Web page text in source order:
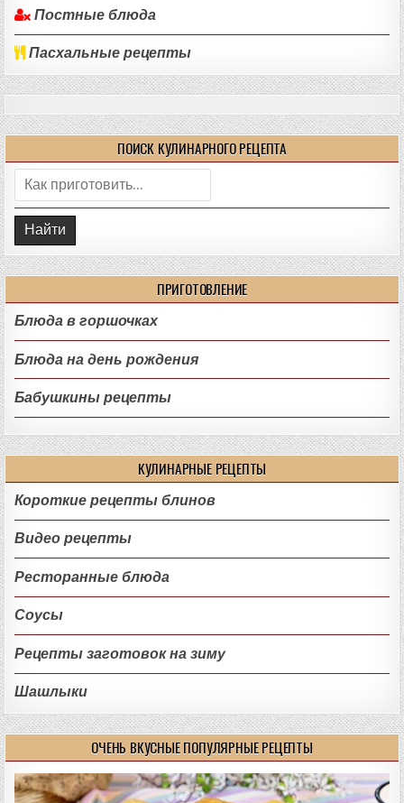
Постные блюда
Пасхальные рецепты
ПОИСК КУЛИНАРНОГО РЕЦЕПТА
Поиск:
ПРИГОТОВЛЕНИЕ
Блюда в горшочках
Блюда на день рождения
Бабушкины рецепты
КУЛИНАРНЫЕ РЕЦЕПТЫ
Короткие рецепты блинов
Видео рецепты
Ресторанные блюда
Соусы
Рецепты заготовок на зиму
Шашлыки
ОЧЕНЬ ВКУСНЫЕ ПОПУЛЯРНЫЕ РЕЦЕПТЫ